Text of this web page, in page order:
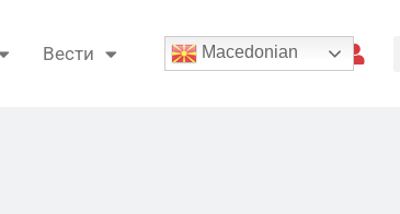
Вести Macedonian